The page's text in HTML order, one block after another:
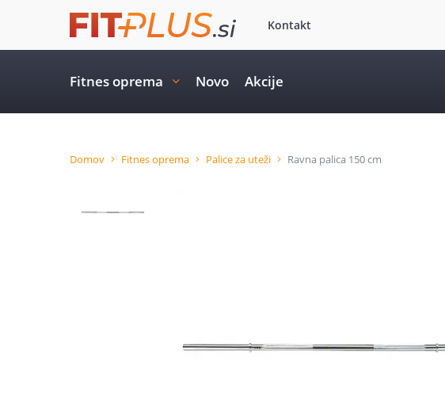
Kontakt
Fitnes oprema Novo Akcije
Domov Fitnes oprema Palice za uteži Ravna palica 150 cm